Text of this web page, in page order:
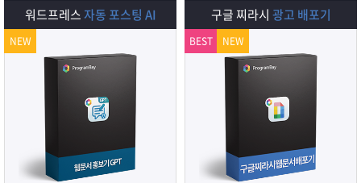
지
워드프레스자동 포스팅 AI
NEW
구글 찌라시 광고 배포기
BEST NEW